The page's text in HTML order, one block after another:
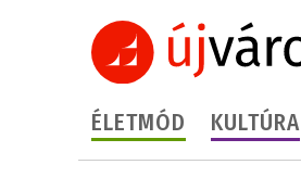
ÉLETMÓD KULTÚRA